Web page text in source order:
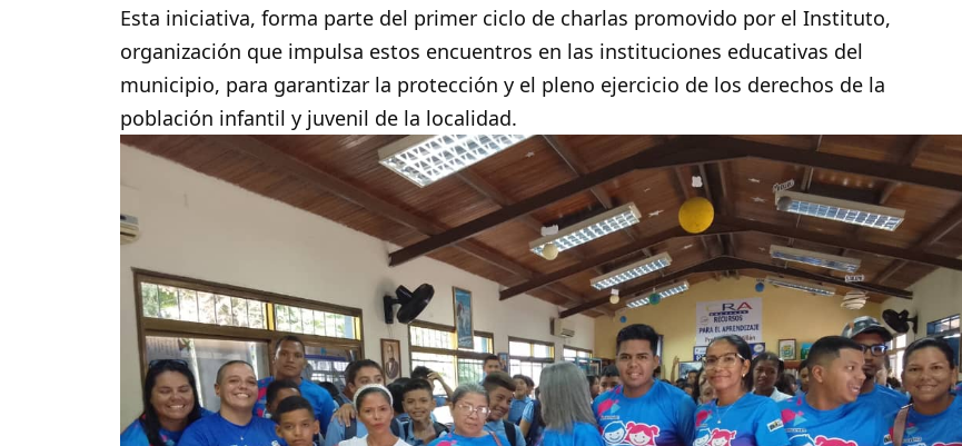
Esta iniciativa, forma parte del primer ciclo de charlas promovido por el Instituto,
organización que impulsa estos encuentros en las instituciones educativas del
municipio, para garantizar la protección y el pleno ejercicio de los derechos de la
población infantil y juvenil de la localidad.